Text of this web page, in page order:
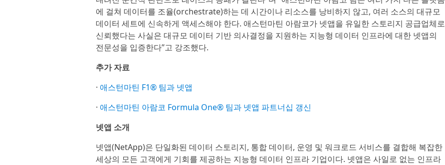
에 걸쳐 데이터를 조율(orchestrate)하는 데 시간이나 리소스를 낭비하지 않고, 여러 소스의 대규모
데이터 세트에 신속하게 액세스해야 한다. 애스턴마틴 아람코가 넷앱을 유일한 스토리지 공급업체로
신뢰했다는 사실은 대규모 데이터 기반 의사결정을 지원하는 지능형 데이터 인프라에 대한 넷앱의
전문성을 입증한다”고 강조했다.
추가 자료
· 애스턴마틴 F1® 팀과 넷앱
· 애스턴마틴 아람코 Formula One® 팀과 넷앱 파트너십 갱신
넷앱 소개
넷앱(NetApp)은 단일화된 데이터 스토리지, 통합 데이터, 운영 및 워크로드 서비스를 결합해 복잡한
세상의 모든 고객에게 기회를 제공하는 지능형 데이터 인프라 기업이다. 넷앱은 사일로 없는 인프라